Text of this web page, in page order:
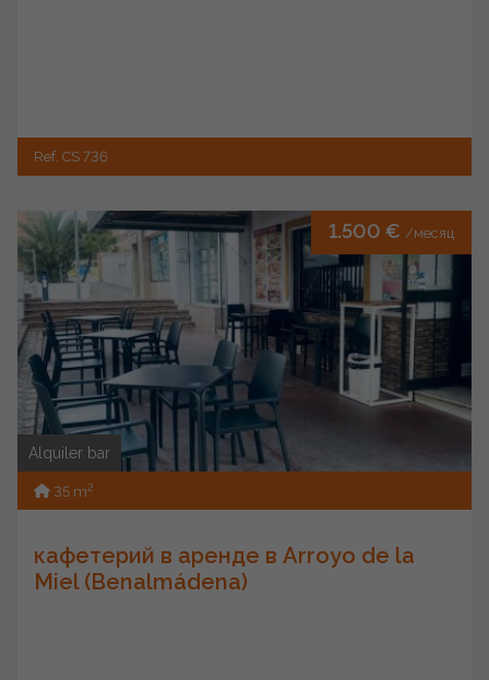
Ref. CS 736
1.500 € /месяц
Alquiler bar
35 m2
кафетерий в аренде в Arroyo de la
Miel (Benalmádena)